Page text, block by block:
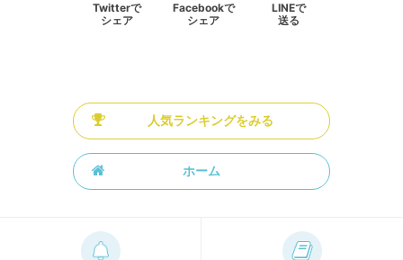
Twitterで
シェア
Facebookで
シェア
LINEで
送る
人気ランキングをみる
ホーム